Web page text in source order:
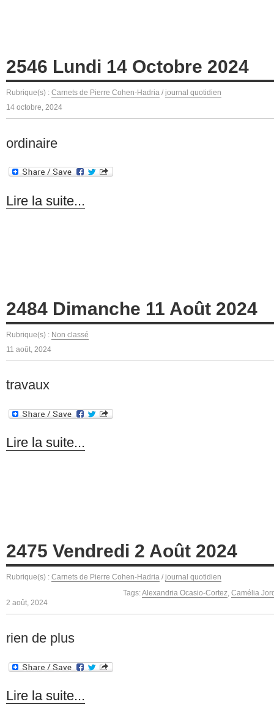
2546 Lundi 14 Octobre 2024
Rubrique(s) : Carnets de Pierre Cohen-Hadria / journal quotidien
14 octobre, 2024
ordinaire
Lire la suite...
2484 Dimanche 11 Août 2024
Rubrique(s) : Non classé
11 août, 2024
travaux
Lire la suite...
2475 Vendredi 2 Août 2024
Rubrique(s) : Carnets de Pierre Cohen-Hadria / journal quotidien
Tags:Alexandria Ocasio-Cortez Camélia
2 août, 2024
rien de plus
Lire la suite...